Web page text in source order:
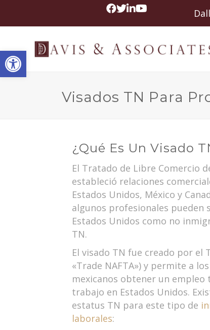
Abrir barra de
Visados TN Para
¿Qué Es Un Visado
El Tratado de Libre Comercio
estableció relaciones
Estados Unidos, México y
algunos profesionales pueden
Estados Unidos como no
TN.
El visado TN fue creado por el
«Trade NAFTA») y permite a
mexicanos obtener un
trabajo en Estados Unidos.
estatus TN para este tipo de
laborales: